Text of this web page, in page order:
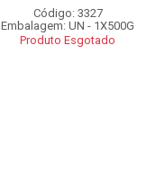
Código: 3327
Embalagem: UN - 1X500G
Produto Esgotado